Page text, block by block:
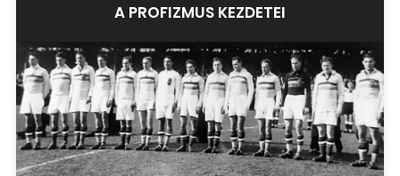
A PROFIZMUS KEZDETEI